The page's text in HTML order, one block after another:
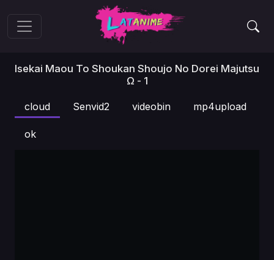
Isekai Maou To Shoukan Shoujo No Dorei Majutsu
Ω - 1
cloud Senvid2 videobin mp4upload
ok